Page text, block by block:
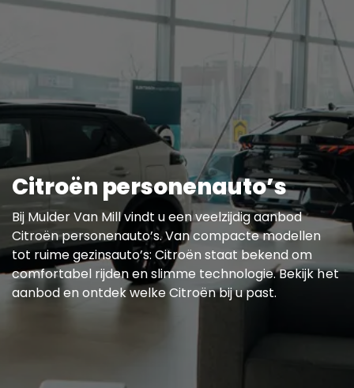
Citroën personenauto’s
Bij Mulder Van Mill vindt u een veelzijdig aanbod
Citroën personenauto’s. Van compacte modellen
tot ruime gezinsauto’s: Citroën staat bekend om
comfortabel rijden en slimme technologie. Bekijk het
aanbod en ontdek welke Citroën bij u past.